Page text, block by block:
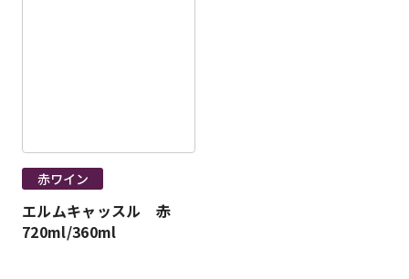
赤ワイン
エルムキャッスル 赤
720ml/360ml